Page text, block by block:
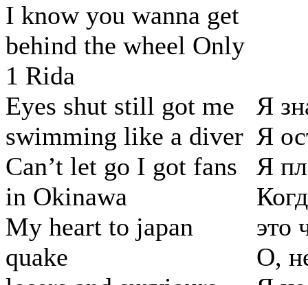
I know you wanna get
behind the wheel Only
1 Rida
Eyes shut still got me
swimming like a diver
Can’t let go I got fans
in Okinawa
My heart to japan
quake
Я
Я
Я
это
О,